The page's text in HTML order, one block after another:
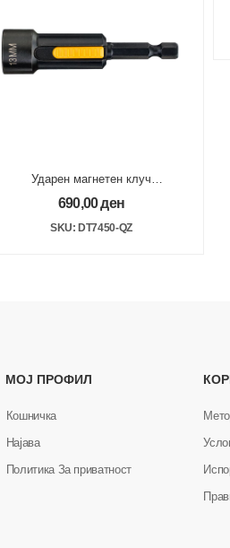
Ударен магнетен клуч
13mm
690,00ден
SKU: DT7450-QZ
МОЈ ПРОФИЛ
Кошничка
Најава
Политика За приватност